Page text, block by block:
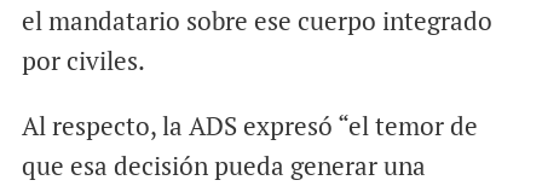
el mandatario sobre ese cuerpo integrado
por civiles.
Al respecto, la ADS expresó “el temor de
que esa decisión pueda generar una